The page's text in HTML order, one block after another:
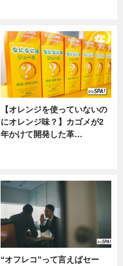
【オレンジを使っていないの
にオレンジ味？】カゴメが2
年かけて開発した革…
“オフレコ”って言えばセー